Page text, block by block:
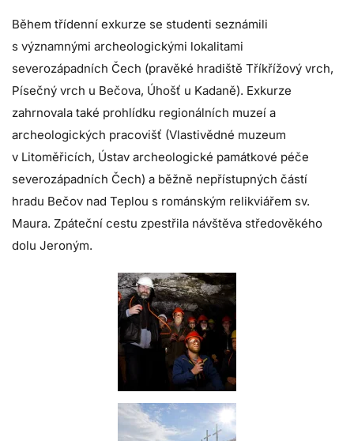
Během třídenní exkurze se studenti seznámili
s významnými archeologickými lokalitami
severozápadních Čech (pravěké hradiště Tříkřížový vrch,
Písečný vrch u Bečova, Úhošť u Kadaně). Exkurze
zahrnovala také prohlídku regionálních muzeí a
archeologických pracovišť (Vlastivědné muzeum
v Litoměřicích, Ústav archeologické památkové péče
severozápadních Čech) a běžně nepřístupných částí
hradu Bečov nad Teplou s románským relikviářem sv.
Maura. Zpáteční cestu zpestřila návštěva středověkého
dolu Jeroným.